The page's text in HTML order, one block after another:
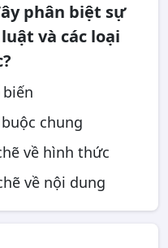
phân biệt sự
và các loại
chung
về hình thức
về nội dung